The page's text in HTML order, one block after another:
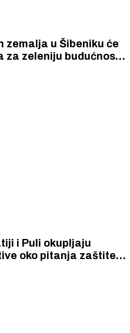
zemalja u Šibeniku će
zeleniju budućnost i
i Puli okupljaju
oko pitanja zaštite